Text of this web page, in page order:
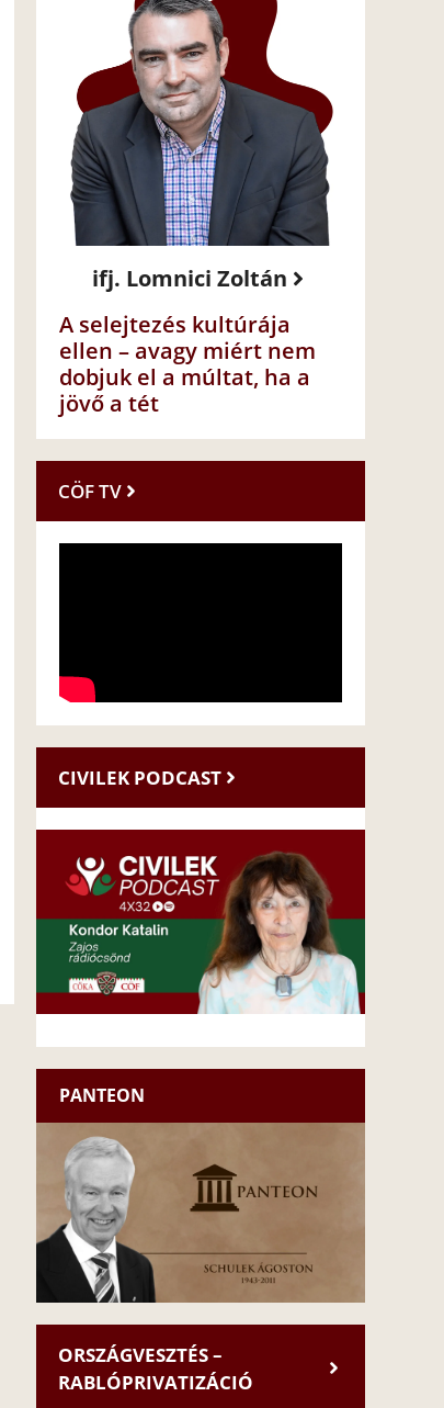
ifj. Lomnici Zoltán
A selejtezés kultúrája
ellen – avagy miért nem
dobjuk el a múltat, ha a
jövő a tét
CÖF TV
CIVILEK PODCAST
PANTEON
ORSZÁGVESZTÉS –
RABLÓPRIVATIZÁCIÓ